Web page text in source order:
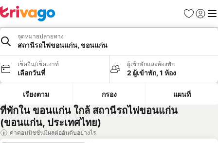
รายการโป
เข้าสู่ร
เมนู
จุดหมายปลายทาง
สถานีรถไฟขอนแก่น, ขอนแก่น
เช็คอิน/เช็คเอาท์
เลือกวันที่
ผู้เข้าพักและห้องพัก
2 ผู้เข้าพัก, 1 ห้อง
เรียงตาม กรอง แผนที่
ที่พักใน ขอนแก่น ใกล้ สถานีรถไฟขอนแก่น
(ขอนแก่น, ประเทศไทย)
ค่าคอมมิชชั่นมีผลต่ออันดับอย่างไร